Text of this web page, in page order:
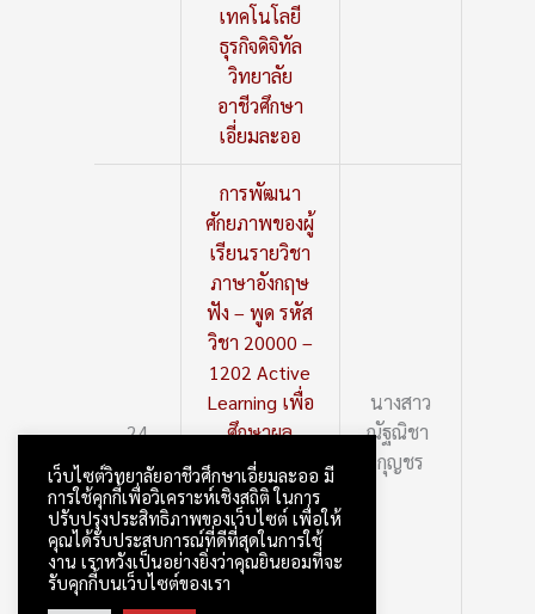
เทคโนโลยี
ธุรกิจดิจิทัล
วิทยาลัย
อาชีวศึกษา
เอี่ยมละออ
24
การพัฒนา
ศักยภาพของผู้
เรียนรายวิชา
ภาษาอังกฤษ
ฟัง – พูด รหัส
วิชา 20000 –
1202 Active
Learning เพื่อ
ศึกษาผล
สัมฤทธิ์ของ
นักเรียน
หลักสูตร
ประกาศนียบัตร
วิชาชีพ ชั้นปีที่
นางสาว
ณัฐณิชา
กุญชร
เว็บไซต์วิทยาลัยอาชีวศึกษาเอี่ยมละออ มี
การใช้คุกกี้เพื่อวิเคราะห์เชิงสถิติ ในการ
ปรับปรุงประสิทธิภาพของเว็บไซต์ เพื่อให้
คุณได้รับประสบการณ์ที่ดีที่สุดในการใช้
งาน เราหวังเป็นอย่างยิ่งว่าคุณยินยอมที่จะ
รับคุกกี้บนเว็บไซต์ของเรา